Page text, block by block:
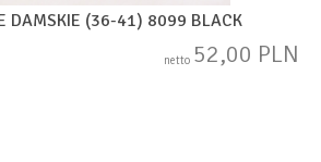
DAMSKIE (36-41) 8099 BLACK
netto 52,00 PLN